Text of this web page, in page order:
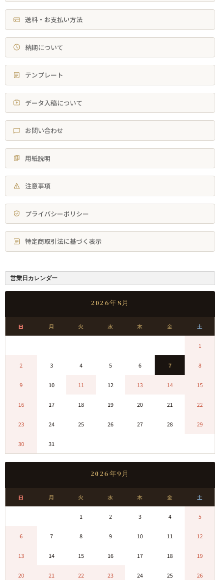
送料・お支払い方法
納期について
テンプレート
データ入稿について
お問い合わせ
用紙説明
注意事項
プライバシーポリシー
特定商取引法に基づく表示
営業日カレンダー
2026年8月
日 月 火 水 木 金 土
1
2 3 4 5 6 7 8
9 10 11 12 13 14 15
16 17 18 19 20 21 22
23 24 25 26 27 28 29
30 31
2026年9月
日 月 火 水 木 金 土
1 2 3 4 5
6 7 8 9 10 11 12
13 14 15 16 17 18 19
20 21 22 23 24 25 26